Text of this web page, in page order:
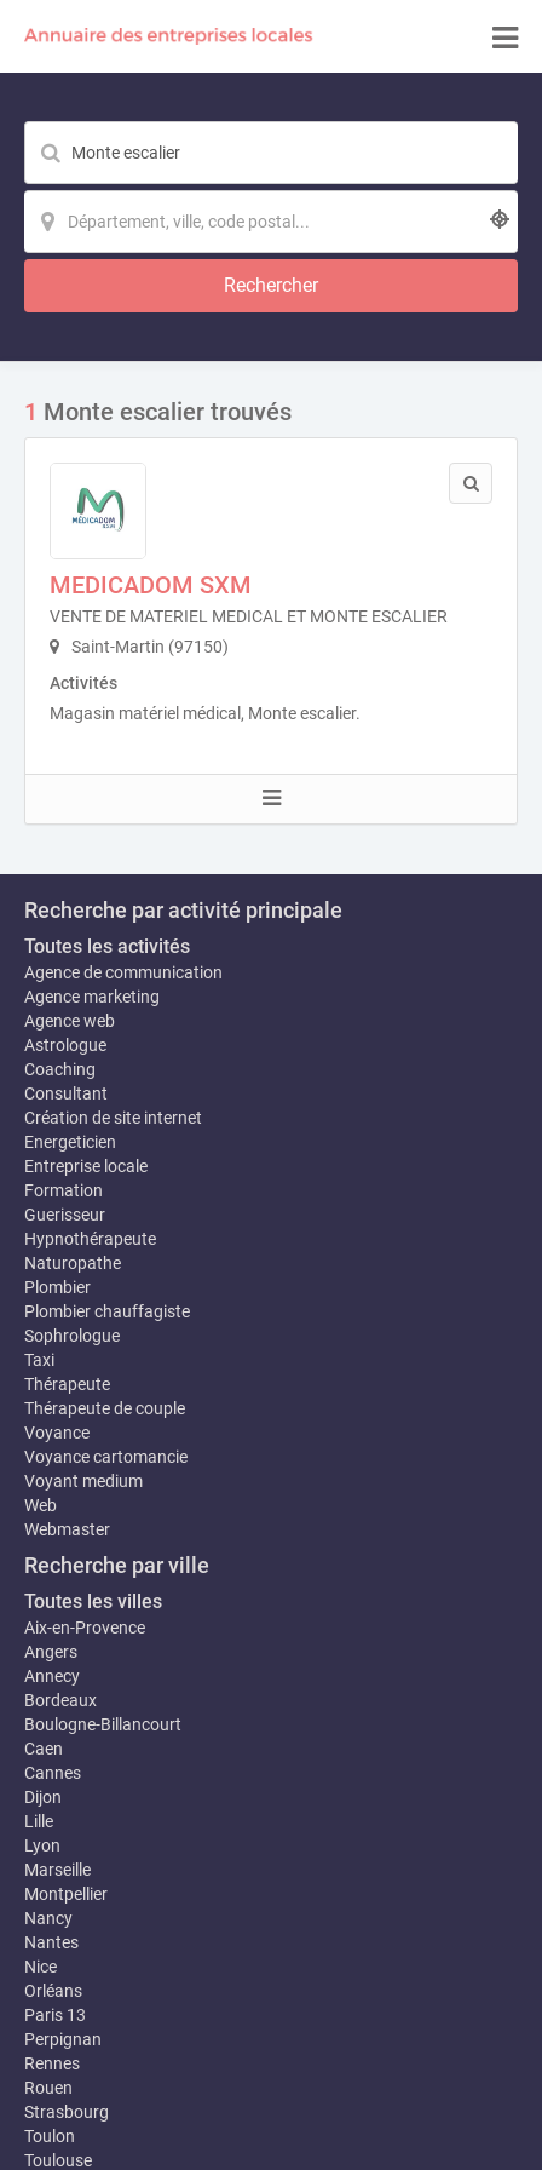
Rechercher
1 Monte escalier trouvés
MEDICADOM SXM
VENTE DE MATERIEL MEDICAL ET MONTE ESCALIER
Saint-Martin (97150)
Activités
Magasin matériel médical, Monte escalier.
Recherche par activité principale
Toutes les activités
Agence de communication
Agence marketing
Agence web
Astrologue
Coaching
Consultant
Création de site internet
Energeticien
Entreprise locale
Formation
Guerisseur
Hypnothérapeute
Naturopathe
Plombier
Plombier chauffagiste
Sophrologue
Taxi
Thérapeute
Thérapeute de couple
Voyance
Voyance cartomancie
Voyant medium
Web
Webmaster
Recherche par ville
Toutes les villes
Aix-en-Provence
Angers
Annecy
Bordeaux
Boulogne-Billancourt
Caen
Cannes
Dijon
Lille
Lyon
Marseille
Montpellier
Nancy
Nantes
Nice
Orléans
Paris 13
Perpignan
Rennes
Rouen
Strasbourg
Toulon
Toulouse